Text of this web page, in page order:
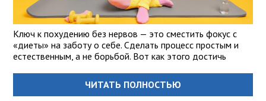
Ключ к похудению без нервов — это сместить фокус с
«диеты» на заботу о себе. Сделать процесс простым и
естественным, а не борьбой. Вот как этого достичь
ЧИТАТЬ ПОЛНОСТЬЮ